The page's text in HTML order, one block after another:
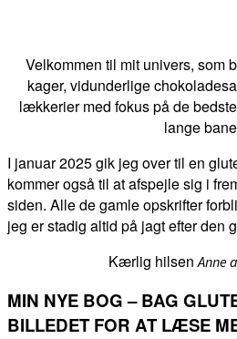
Velkommen til mit univers, som
kager, vidunderlige
lækkerier med fokus på de
lange
I januar 2025 gik jeg over til en
kommer også til at afspejle sig i
siden. Alle de gamle opskrifter
jeg er stadig altid på jagt efter den
Kærlig hilsenAnne
MIN NYE BOG – BAG
BILLEDET FOR AT LÆSE